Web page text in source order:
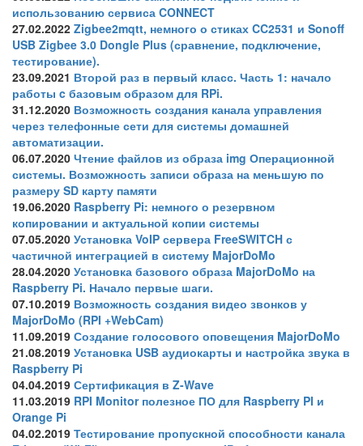
использованию сервиса CONNECT
27.02.2022 Zigbee2mqtt, немного о стиках CC2531 и Sonoff
USB Zigbee 3.0 Dongle Plus (сравнение, подключение,
тестирование).
23.09.2021 Второй раз в первый класс. Часть 1: начало
работы c базовым образом для RPi.
31.12.2020 Возможность создания канала управления
через телефонные сети для системы домашней
автоматизации.
06.07.2020 Чтение файлов из образа img Операционной
системы. Возможность записи образа на меньшую по
размеру SD карту памяти
19.06.2020 Raspberry Pi: немного о резервном
копировании и актуальной копии системы
07.05.2020 Установка VoIP сервера FreeSWITCH с
частичной интеграцией в систему MajorDoMo
28.04.2020 Установка базового образа MajorDoMo на
Raspberry Pi. Начало первые шаги.
07.10.2019 Возможность создания видео звонков у
MajorDoMo (RPI +WebCam)
11.09.2019 Создание голосового оповещения MajorDoMo
21.08.2019 Установка USB аудиокарты и настройка звука в
Raspberry Pi
04.04.2019 Сертификация в Z-Wave
11.03.2019 RPI Monitor полезное ПО для Raspberry PI и
Orange Pi
04.02.2019 Тестирование пропускной способности канала